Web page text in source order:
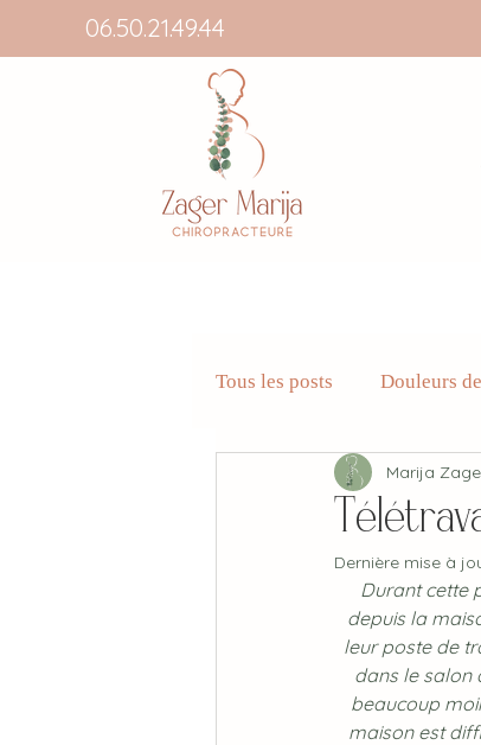
06.50.21.49.44
Tous les posts Douleurs
Marija
Dernière mise à
Durant cette
depuis la
leur poste de
dans le salon
beaucoup
maison est